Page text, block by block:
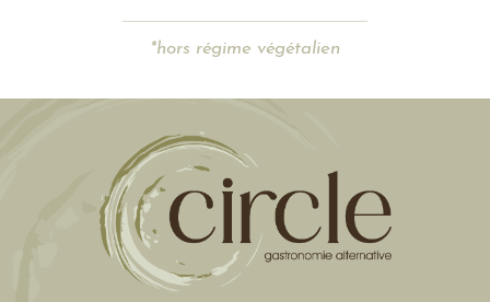
*hors régime végétalien